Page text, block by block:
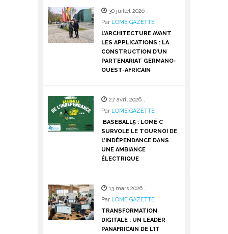
30 juillet 2026 ,
Par LOME GAZETTE
L’ARCHITECTURE AVANT
LES APPLICATIONS : LA
CONSTRUCTION D’UN
PARTENARIAT GERMANO-
OUEST-AFRICAIN
27 avril 2026 ,
Par LOME GAZETTE
BASEBALL5 : LOMÉ C
SURVOLE LE TOURNOI DE
L’INDÉPENDANCE DANS
UNE AMBIANCE
ÉLECTRIQUE
13 mars 2026 ,
Par LOME GAZETTE
TRANSFORMATION
DIGITALE : UN LEADER
PANAFRICAIN DE L’IT